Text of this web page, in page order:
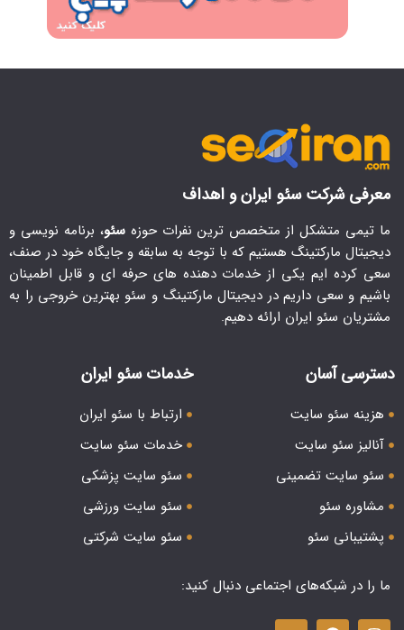
معرفی شرکت سئو ایران و اهداف
ما تیمی متشکل از متخصص ترین نفرات حوزه سئو، برنامه نویسی و
دیجیتال مارکتینگ هستیم که با توجه به سابقه و جایگاه خود در صنف،
سعی کرده ایم یکی از خدمات دهنده های حرفه ای و قابل اطمینان
باشیم و سعی داریم در دیجیتال مارکتینگ و سئو بهترین خروجی را به
مشتریان سئو ایران ارائه دهیم.
دسترسی آسان
هزینه سئو سایت
آنالیز سئو سایت
سئو سایت تضمینی
مشاوره سئو
پشتیبانی سئو
خدمات سئو ایران
ارتباط با سئو ایران
خدمات سئو سایت
سئو سایت پزشکی
سئو سایت ورزشی
سئو سایت شرکتی
ما را در شبکه‌های اجتماعی دنبال کنید: